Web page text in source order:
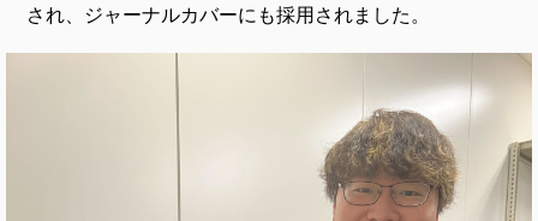
され、ジャーナルカバーにも採用されました。